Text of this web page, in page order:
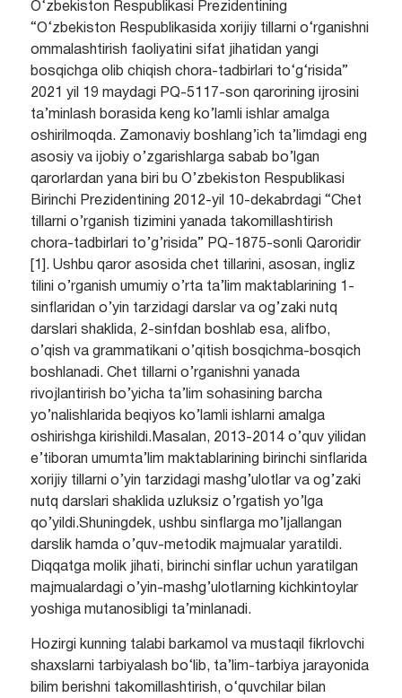
O‘zbekiston Respublikasi Prezidentining
“O‘zbekiston Respublikasida xorijiy tillarni o‘rganishni
ommalashtirish faoliyatini sifat jihatidan yangi
bosqichga olib chiqish chora-tadbirlari to‘g‘risida”
2021 yil 19 maydagi PQ-5117-son qarorining ijrosini
ta’minlash borasida keng ko’lamli ishlar amalga
oshirilmoqda. Zamonaviy boshlang’ich ta’limdagi eng
asosiy va ijobiy o’zgarishlarga sabab bo’lgan
qarorlardan yana biri bu O’zbekiston Respublikasi
Birinchi Prezidentining 2012-yil 10-dekabrdagi “Chet
tillarni o’rganish tizimini yanada takomillashtirish
chora-tadbirlari to’g’risida” PQ-1875-sonli Qaroridir
[1]. Ushbu qaror asosida chet tillarini, asosan, ingliz
tilini o’rganish umumiy o’rta ta’lim maktablarining 1-
sinflaridan o’yin tarzidagi darslar va og’zaki nutq
darslari shaklida, 2-sinfdan boshlab esa, alifbo,
o’qish va grammatikani o’qitish bosqichma-bosqich
boshlanadi. Chet tillarni o’rganishni yanada
rivojlantirish bo’yicha ta’li­m sohasining barcha
yo’nalishlarida beqiyos ko’lamli ishlarni amalga
oshirishga kirishildi.Masalan, 2013-2014 o’quv yilidan
e’tiboran umumta’lim maktablarining birinchi sinflarida
xorijiy tillarni o’yin tarzidagi mashg’ulotlar va og’zaki
nutq darslari shaklida uzluksiz o’rgatish yo’lga
qo’yildi.Shuningdek, ushbu sinflarga mo’ljallangan
darslik hamda o’quv-metodik majmualar yaratildi.
Diqqatga molik jihati, birinchi sinflar uchun yaratilgan
majmualardagi o’yin-mashg’ulotlarning kichkintoylar
yoshiga mutanosibligi ta’minlanadi.
Hozirgi kunning talabi barkamol va mustaqil fikrlovchi
shaxslarni tarbiyalash bo‘lib, ta’lim-tarbiya jarayonida
bilim berishni takomillashtirish, o‘quvchilar bilan